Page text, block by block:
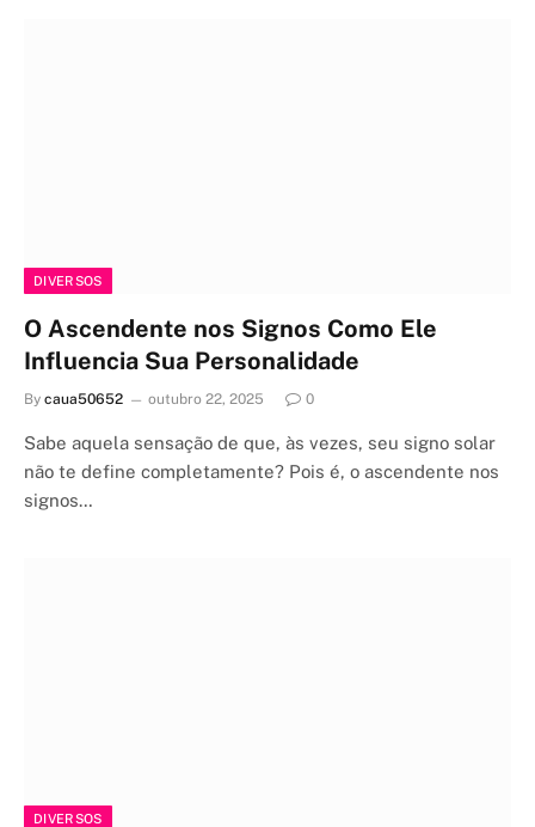
DIVERSOS
O Ascendente nos Signos Como Ele
Influencia Sua Personalidade
By caua50652 outubro 22, 2025 0
Sabe aquela sensação de que, às vezes, seu signo solar
não te define completamente? Pois é, o ascendente nos
signos…
DIVERSOS